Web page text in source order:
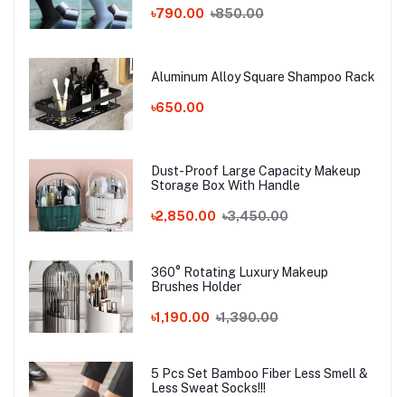
৳790.00 ৳850.00
Aluminum Alloy Square Shampoo Rack
৳650.00
Dust-Proof Large Capacity Makeup
Storage Box With Handle
৳2,850.00 ৳3,450.00
360° Rotating Luxury Makeup
Brushes Holder
৳1,190.00 ৳1,390.00
5 Pcs Set Bamboo Fiber Less Smell &
Less Sweat Socks!!!